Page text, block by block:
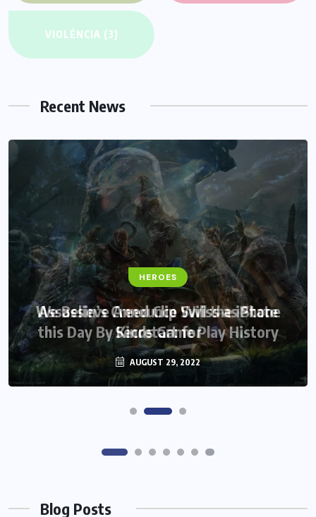
VIOLÊNCIA (3)
Recent News
HEROES
We Believe Announce Will the iPhone
this Day By Kinds Game Play History
AUGUST 29, 2022
Blog Posts